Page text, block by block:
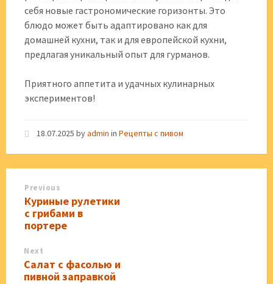
себя новые гастрономические горизонты. Это
блюдо может быть адаптировано как для
домашней кухни, так и для европейской кухни,
предлагая уникальный опыт для гурманов.
Приятного аппетита и удачных кулинарных
экспериментов!
18.07.2025 byadmin in Рецепты с пивом
Previous
Куриные рулетики
с грибами в
портере
Next
Салат с фасолью и
пивной заправкой